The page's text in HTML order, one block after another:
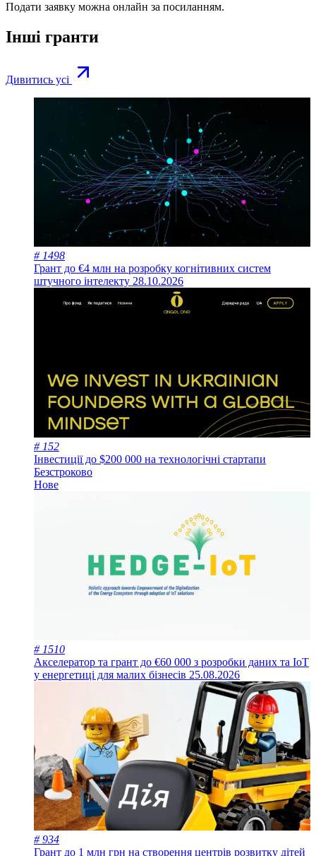
Подати заявку можна онлайн за посиланням.
Інші гранти
Дивитись усі
# 1498
Грант до €4 млн на розробку когнітивних систем
штучного інтелекту 28.10.2026
# 152
Інвестиції до $200 000 на технологічні стартапи
Безстроково
Нове
# 1510
Акселератор та грант до €60 000 з розробки даних та IoT
у енергетиці для малих бізнесів 25.08.2026
# 934
Грант до 1 млн грн на створення центрів розвитку дітей